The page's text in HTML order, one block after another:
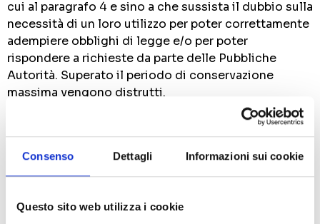
Consenso Dettagli Informazioni sui cookie
Questo sito web utilizza i cookie
cui al paragrafo 4 e sino a che sussista il dubbio sulla
necessità di un loro utilizzo per poter correttamente
adempiere obblighi di legge e/o per poter
rispondere a richieste da parte delle Pubbliche
Autorità. Superato il periodo di conservazione
massima vengono distrutti.
7. CHI HA ACCESSO AI DATI PERSONALI?
Il Titolare potrebbe comunicare i Dati Personali a:
• collaboratori, dipendenti e fornitori della Società,
commerciali con il cliente o i fornitori;